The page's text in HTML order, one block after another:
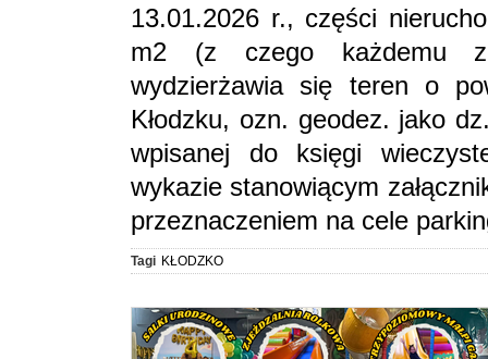
13.01.2026 r., części
m2 (z czego każdemu z
wydzierżawia się teren o
Kłodzku, ozn. geodez. jako
wpisanej do księgi
wykazie stanowiącym
przeznaczeniem na cele
Tagi KŁODZKO